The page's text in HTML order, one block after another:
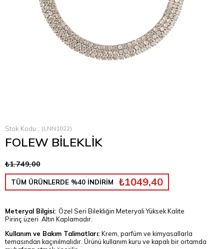
Stok Kodu (LNN1022)
FOLEW BİLEKLİK
₺1.749,00
TÜM ÜRÜNLERDE %40 İNDİRİM ₺1049,40
Meteryal Bilgisi: Özel Seri Bilekliğin Meteryali Yüksek Kalite
Pirinç üzeri Altın Kaplamadır.
Kullanım ve Bakım Talimatları: Krem, parfüm ve kimyasallarla
temasından kaçınılmalıdır. Ürünü kullanım kuru ve kapalı bir ortamda